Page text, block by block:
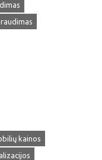
kainos